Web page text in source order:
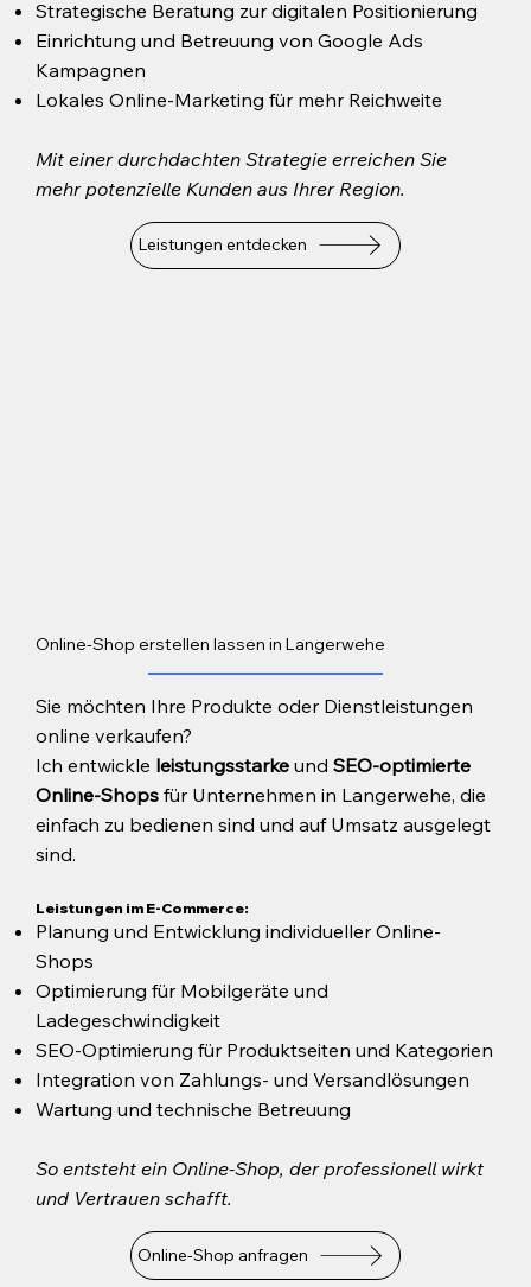
Strategische Beratung zur digitalen Positionierung
Einrichtung und Betreuung von Google Ads
Kampagnen
Lokales Online-Marketing für mehr Reichweite
Mit einer durchdachten Strategie erreichen Sie
mehr potenzielle Kunden aus Ihrer Region.
Leistungen entdecken
Online-Shop erstellen lassen in Langerwehe
Sie möchten Ihre Produkte oder Dienstleistungen
online verkaufen?
Ich entwickle leistungsstarkeund SEO-optimierte
Online-Shopsfür Unternehmen in Langerwehe, die
einfach zu bedienen sind und auf Umsatz ausgelegt
sind.
Leistungen im E-Commerce:
Planung und Entwicklung individueller Online-
Shops
Optimierung für Mobilgeräte und
Ladegeschwindigkeit
SEO-Optimierung für Produktseiten und Kategorien
Integration von Zahlungs- und Versandlösungen
Wartung und technische Betreuung
So entsteht ein Online-Shop, der professionell wirkt
und Vertrauen schafft.
Online-Shop anfragen